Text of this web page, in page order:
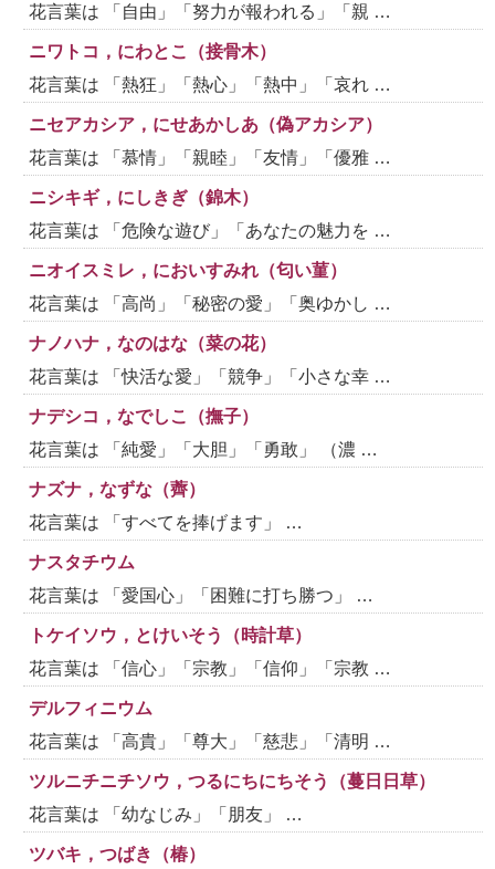
花言葉は 「自由」「努力が報われる」「親 …
ニワトコ，にわとこ（接骨木）
花言葉は 「熱狂」「熱心」「熱中」「哀れ …
ニセアカシア，にせあかしあ（偽アカシア）
花言葉は 「慕情」「親睦」「友情」「優雅 …
ニシキギ，にしきぎ（錦木）
花言葉は 「危険な遊び」「あなたの魅力を …
ニオイスミレ，においすみれ（匂い菫）
花言葉は 「高尚」「秘密の愛」「奥ゆかし …
ナノハナ，なのはな（菜の花）
花言葉は 「快活な愛」「競争」「小さな幸 …
ナデシコ，なでしこ（撫子）
花言葉は 「純愛」「大胆」「勇敢」 （濃 …
ナズナ，なずな（薺）
花言葉は 「すべてを捧げます」 …
ナスタチウム
花言葉は 「愛国心」「困難に打ち勝つ」 …
トケイソウ，とけいそう（時計草）
花言葉は 「信心」「宗教」「信仰」「宗教 …
デルフィニウム
花言葉は 「高貴」「尊大」「慈悲」「清明 …
ツルニチニチソウ，つるにちにちそう（蔓日日草）
花言葉は 「幼なじみ」「朋友」 …
ツバキ，つばき（椿）